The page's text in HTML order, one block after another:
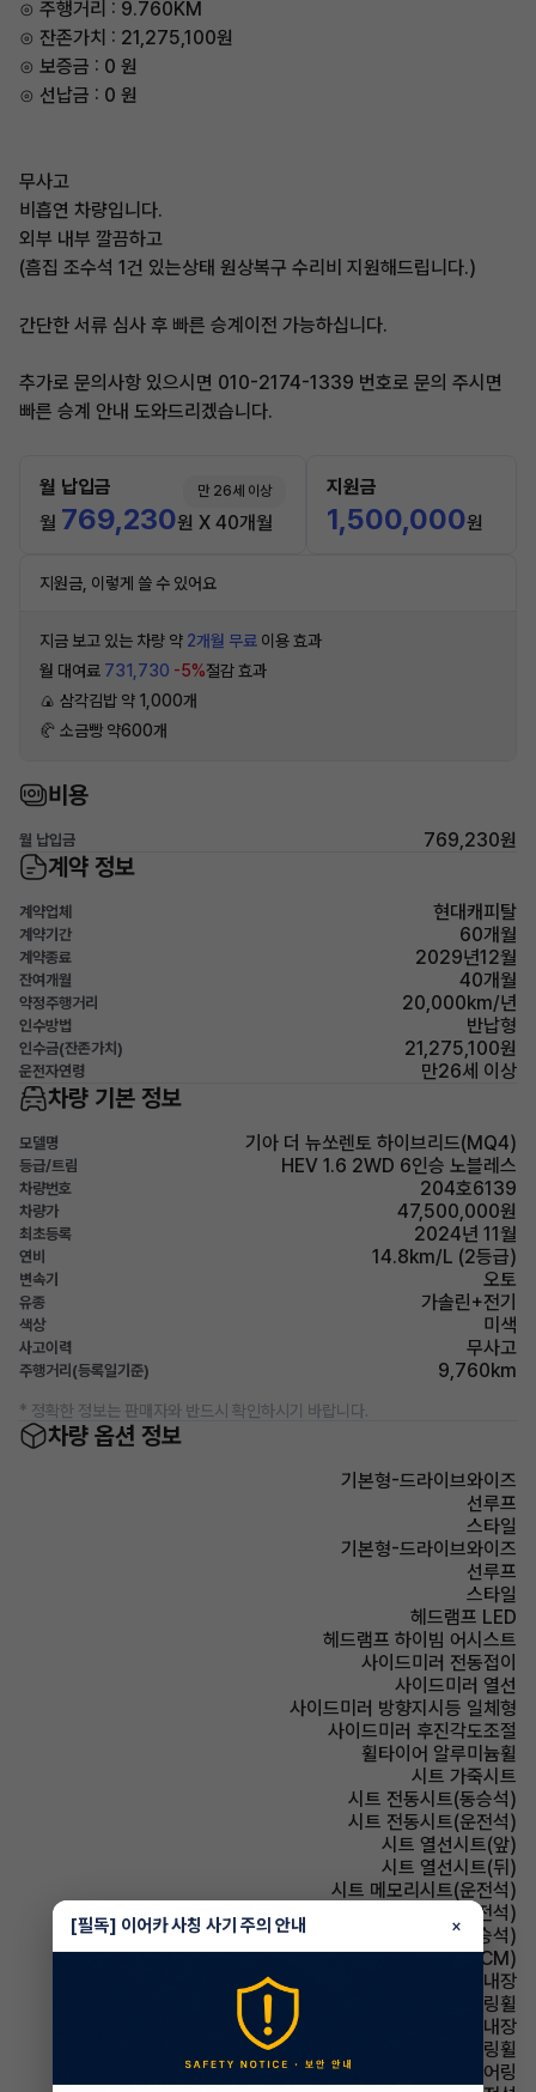
⊙ 주행거리 : 9.760KM
⊙ 잔존가치 : 21,275,100원
⊙ 보증금 : 0 원
⊙ 선납금 : 0 원
무사고
비흡연 차량입니다.
외부 내부 깔끔하고
(흠집 조수석 1건 있는상태 원상복구 수리비 지원해드립니다.)
간단한 서류 심사 후 빠른 승계이전 가능하십니다.
추가로 문의사항 있으시면 010-2174-1339 번호로 문의 주시면
빠른 승계 안내 도와드리겠습니다.
월 납입금 만 26세 이상
월 769,230원 X 40개월
지원금
1,500,000원
지원금, 이렇게 쓸 수 있어요
지금 보고 있는 차량 약 2개월 무료 이용 효과
월 대여료 731,730 -5%절감 효과
🍙 삼각김밥 약 1,000개
🥐 소금빵 약600개
비용
월 납입금 769,230원
계약 정보
계약업체 현대캐피탈
계약기간 60개월
계약종료 2029년12월
잔여개월 40개월
약정주행거리 20,000km/년
인수방법 반납형
인수금(잔존가치) 21,275,100원
운전자연령 만26세 이상
차량 기본 정보
모델명 기아 더 뉴쏘렌토 하이브리드(MQ4)
등급/트림 HEV 1.6 2WD 6인승 노블레스
차량번호 204호6139
차량가 47,500,000원
최초등록 2024년 11월
연비 14.8km/L (2등급)
변속기 오토
유종 가솔린+전기
색상 미색
사고이력 무사고
주행거리(등록일기준) 9,760km
* 정확한 정보는 판매자와 반드시 확인하시기 바랍니다.
차량 옵션 정보
기본형-드라이브와이즈
선루프
스타일
기본형-드라이브와이즈
선루프
스타일
헤드램프 LED
헤드램프 하이빔 어시스트
사이드미러 전동접이
사이드미러 열선
사이드미러 방향지시등 일체형
사이드미러 후진각도조절
휠타이어 알루미늄휠
시트 가죽시트
시트 전동시트(동승석)
시트 전동시트(운전석)
시트 열선시트(앞)
시트 열선시트(뒤)
시트 메모리시트(운전석)
시트 통풍시트(운전석)
시트 통풍시트(동승석)
룸미러 전자식 룸미러(ECM)
룸미러 하이패스 내장
스티어링휠 가죽스티어링휠
스티어링휠 열선내장
스티어링휠 속도감응식 스티어링휠
스티어링휠 텔레스코픽 스티어링
[필독] 이어카 사칭 사기 주의 안내 ×